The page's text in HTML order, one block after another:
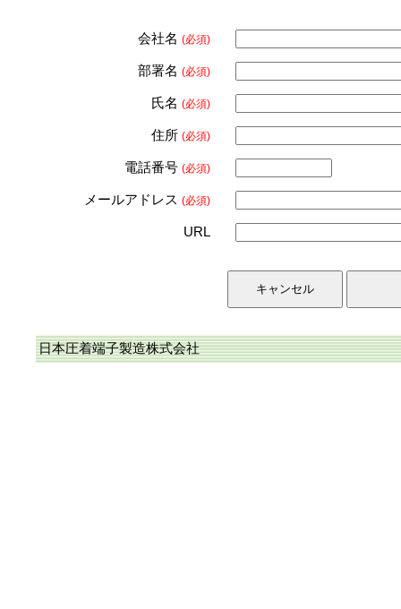
会社名 (必須)
部署名 (必須)
氏名 (必須)
住所 (必須)
電話番号 (必須)
メールアドレス (必須)
URL
日本圧着端子製造株式会社